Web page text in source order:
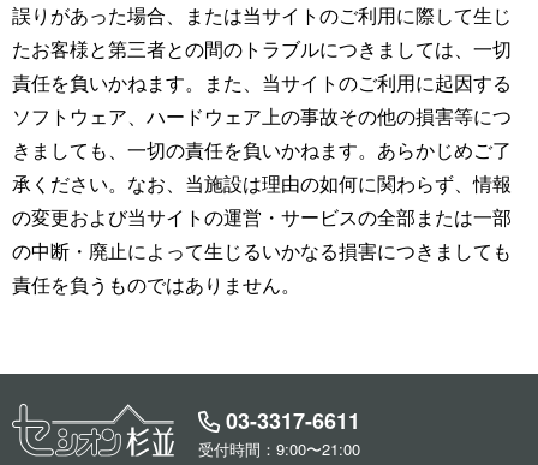
誤りがあった場合、または当サイトのご利用に際して生じ
たお客様と第三者との間のトラブルにつきましては、一切
責任を負いかねます。また、当サイトのご利用に起因する
ソフトウェア、ハードウェア上の事故その他の損害等につ
きましても、一切の責任を負いかねます。あらかじめご了
承ください。なお、当施設は理由の如何に関わらず、情報
の変更および当サイトの運営・サービスの全部または一部
の中断・廃止によって生じるいかなる損害につきましても
責任を負うものではありません。
03-3317-6611
受付時間：9:00〜21:00